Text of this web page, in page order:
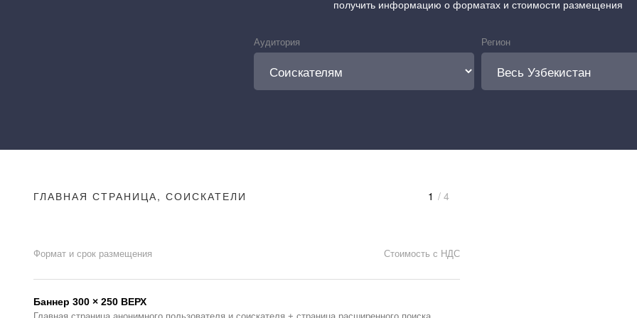
получить информацию о форматах и стоимости размещения
Аудитория Регион
1 / 4
ГЛАВНАЯ СТРАНИЦА, СОИСКАТЕЛИ
Формат и срок размещения Стоимость с НДС
Баннер 300 × 250 ВЕРХ